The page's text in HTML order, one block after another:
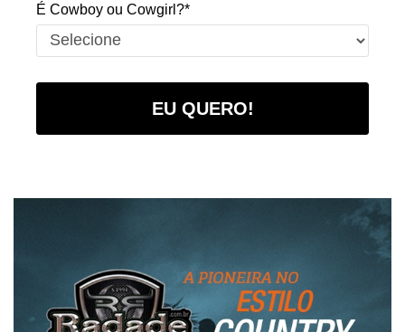
É Cowboy ou Cowgirl?*
EU QUERO!